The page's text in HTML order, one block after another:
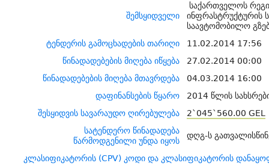
შემსყიდველი
საქართველოს
ინფრასტრუქტურის
საავტომობილო
ტენდერის გამოცხადების თარიღი
11.02.2014 17:56
წინადადებების მიღება იწყება
27.02.2014 00:00
წინადადებების მიღება მთავრდება
04.03.2014 16:00
დაფინანსების წყარო
2014 წლის
შესყიდვის სავარაუდო ღირებულება
2`045`560.00 GEL
სატენდერო წინადადება
წარმოდგენილი უნდა იყოს
დღგ-ს
კლასიფიკატორის (CPV) კოდი და კლასიფიკატორის